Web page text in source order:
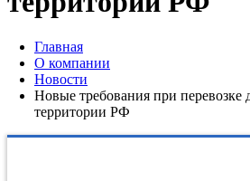
Главная
О компании
Новости
Новые требования при перевозке
территории РФ